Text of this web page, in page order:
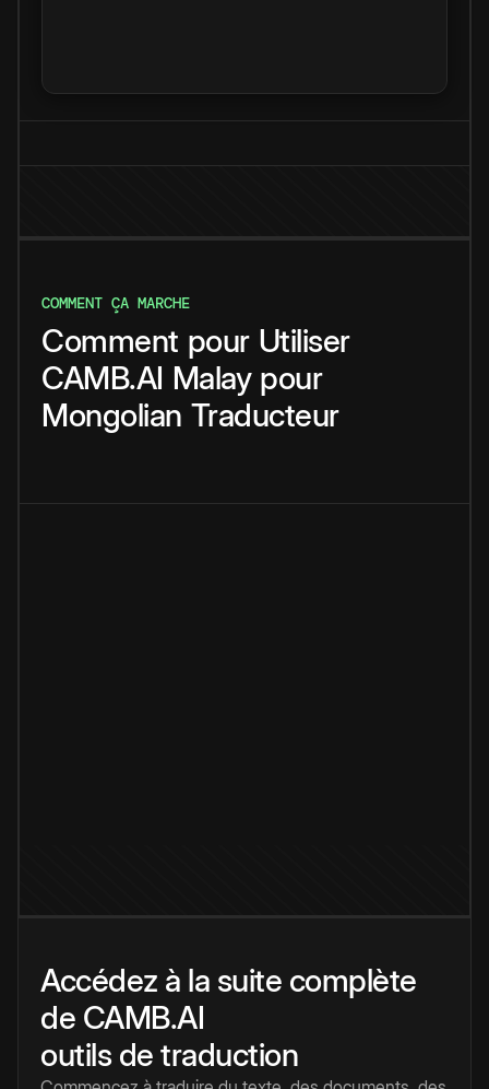
COMMENT ÇA MARCHE
Comment pour Utiliser
CAMB.AI Malay pour
Mongolian Traducteur
Accédez à la suite complète
de CAMB.AI
outils de traduction